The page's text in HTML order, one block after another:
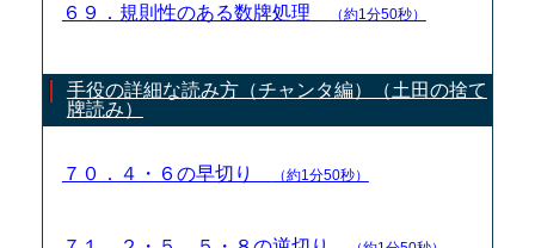
６９．規則性のある数牌処理 （約1分50秒）
手役の詳細な読み方（チャンタ編）（土田の捨て
牌読み）
７０．４・６の早切り （約1分50秒）